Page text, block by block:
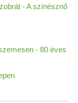
- A színésznő
- 80 éves